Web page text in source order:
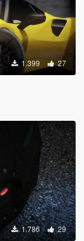
1.399 27
1.786 29